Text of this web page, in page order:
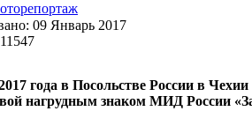
09 Январь 2017
года в Посольстве России в
нагрудным знаком МИД России